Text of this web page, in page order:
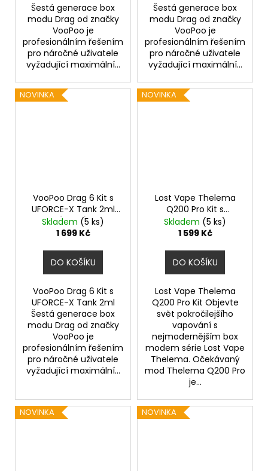
Šestá generace box
modu Drag od značky
VooPoo je
profesionálním řešením
pro náročné uživatele
vyžadující maximální...
Šestá generace box
modu Drag od značky
VooPoo je
profesionálním řešením
pro náročné uživatele
vyžadující maximální...
NOVINKA
VooPoo Drag 6 Kit s
UFORCE-X Tank 2ml
(Black)
Skladem (5 ks)
1 699 Kč
DO KOŠÍKU
VooPoo Drag 6 Kit s
UFORCE-X Tank 2ml
Šestá generace box
modu Drag od značky
VooPoo je
profesionálním řešením
pro náročné uživatele
vyžadující maximální...
NOVINKA
Lost Vape Thelema
Q200 Pro Kit s
Centaurus Sub Ohm
Tank V2 (Shadow
Skladem (5 ks)
1 599 Kč
DO KOŠÍKU
Lost Vape Thelema
Q200 Pro Kit Objevte
svět pokročilejšího
vapování s
nejmodernějším box
modem série Lost Vape
Thelema. Očekávaný
mod Thelema Q200 Pro
je...
NOVINKA NOVINKA